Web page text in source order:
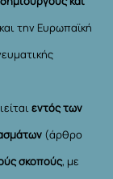
την Ευρωπαϊκή
εντός των
(άρθρο
σκοπούς, με